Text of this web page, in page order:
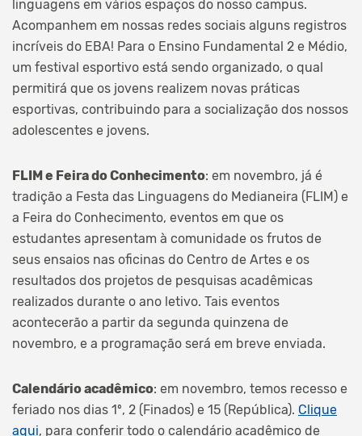
linguagens em vários espaços do nosso campus.
Acompanhem em nossas redes sociais alguns registros
incríveis do EBA! Para o Ensino Fundamental 2 e Médio,
um festival esportivo está sendo organizado, o qual
permitirá que os jovens realizem novas práticas
esportivas, contribuindo para a socialização dos nossos
adolescentes e jovens.
FLIM e Feira do Conhecimento: em novembro, já é
tradição a Festa das Linguagens do Medianeira (FLIM) e
a Feira do Conhecimento, eventos em que os
estudantes apresentam à comunidade os frutos de
seus ensaios nas oficinas do Centro de Artes e os
resultados dos projetos de pesquisas acadêmicas
realizados durante o ano letivo. Tais eventos
acontecerão a partir da segunda quinzena de
novembro, e a programação será em breve enviada.
Calendário acadêmico: em novembro, temos recesso e
feriado nos dias 1º, 2 (Finados) e 15 (República). Clique
aqui, para conferir todo o calendário acadêmico de